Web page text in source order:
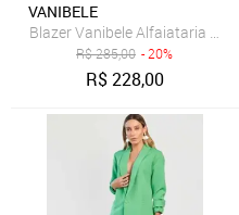
VANIBELE
Blazer Vanibele Alfaiataria Verde
R$285,00 - 20%
R$228,00